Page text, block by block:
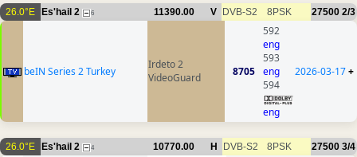
26.0°E Es'hail 2 6 11390.00 V DVB-S2 8PSK 27500 2/3
beIN Series 2 Turkey
Irdeto 2
VideoGuard
8705
592
eng
593
eng
594
eng
2026-03-17+
26.0°E Es'hail 2 4 10770.00 H DVB-S2 8PSK 27500 3/4